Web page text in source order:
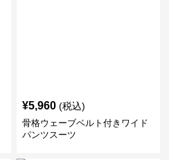
¥5,960 (税込)
骨格ウェーブベルト付きワイド
パンツスーツ